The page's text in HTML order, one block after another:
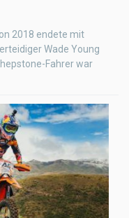
2018 endete mit
Wade Young
Fahrer war